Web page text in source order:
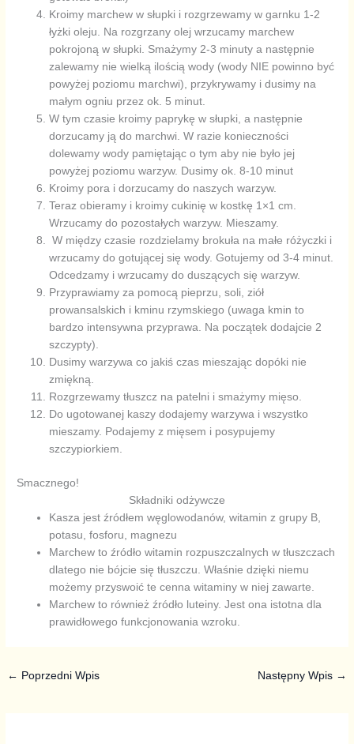
Kroimy marchew w słupki i rozgrzewamy w garnku 1-2
łyżki oleju. Na rozgrzany olej wrzucamy marchew
pokrojoną w słupki. Smażymy 2-3 minuty a następnie
zalewamy nie wielką ilością wody (wody NIE powinno być
powyżej poziomu marchwi), przykrywamy i dusimy na
małym ogniu przez ok. 5 minut.
W tym czasie kroimy paprykę w słupki, a następnie
dorzucamy ją do marchwi. W razie konieczności
dolewamy wody pamiętając o tym aby nie było jej
powyżej poziomu warzyw. Dusimy ok. 8-10 minut
Kroimy pora i dorzucamy do naszych warzyw.
Teraz obieramy i kroimy cukinię w kostkę 1×1 cm.
Wrzucamy do pozostałych warzyw. Mieszamy.
W między czasie rozdzielamy brokuła na małe różyczki i
wrzucamy do gotującej się wody. Gotujemy od 3-4 minut.
Odcedzamy i wrzucamy do duszących się warzyw.
Przyprawiamy za pomocą pieprzu, soli, ziół
prowansalskich i kminu rzymskiego (uwaga kmin to
bardzo intensywna przyprawa. Na początek dodajcie 2
szczypty).
Dusimy warzywa co jakiś czas mieszając dopóki nie
zmiękną.
Rozgrzewamy tłuszcz na patelni i smażymy mięso.
Do ugotowanej kaszy dodajemy warzywa i wszystko
mieszamy. Podajemy z mięsem i posypujemy
szczypiorkiem.
Smacznego!
Składniki odżywcze
Kasza jest źródłem węglowodanów, witamin z grupy B,
potasu, fosforu, magnezu
Marchew to źródło witamin rozpuszczalnych w tłuszczach
dlatego nie bójcie się tłuszczu. Właśnie dzięki niemu
możemy przyswoić te cenna witaminy w niej zawarte.
Marchew to również źródło luteiny. Jest ona istotna dla
prawidłowego funkcjonowania wzroku.
← Poprzedni Wpis Następny Wpis →